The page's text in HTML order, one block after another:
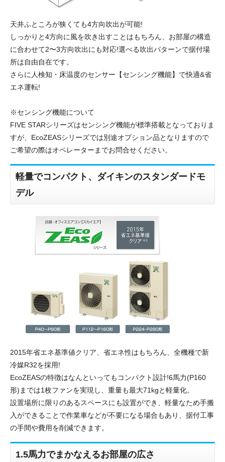
天井ふところが狭くても4方向吹出が可能!
しっかりと4方向に風を吹き出すことはもちろん、お部屋の構造
に合わせて2〜3方向吹出にも対応!選べる吹出パターンで据付場
所は自由自在です。
さらに人検知・床温度のセンサー【センシング機能】で快適&省
エネ運転!
※センシング機能について
FIVE STARシリーズはセンシング機能が標準搭載となっておりま
すが、EcoZEASシリーズでは別途オプション品となりますので
ご希望の際はオペレーターまでお問合せください。
軽量でコンパクト、ダイキンのスタンダードモ
デル
2015年省エネ基準値クリア、省エネ性はもちろん、全機種で新
冷媒R32を採用!
EcoZEASの特徴はなんといってもコンパクト設計!6馬力(P160
形)までは1枚ファンを実現し、重量も最大71kgと軽量化。
設置場所に限りのあるスペースにも設置ができ、軽量なため手搬
入ができることで作業車などが不要になる場合もあり、据付工事
の手間や費用を削減できます。
1.5馬力でまかなえるお部屋の広さ